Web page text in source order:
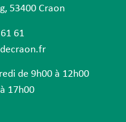
53400 Craon
61
de 9h00 à 12h00
17h00